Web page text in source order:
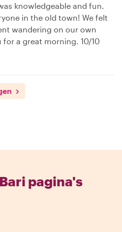
knowledgeable and fun.
in the old town! We felt
wandering on our own
a great morning. 10/10
pagina's